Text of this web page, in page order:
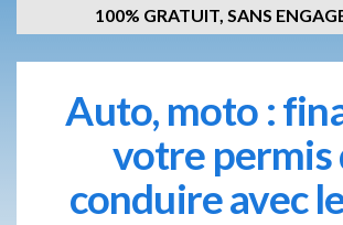
100% GRATUIT, SANS
Auto, moto :
votre permis
conduire avec